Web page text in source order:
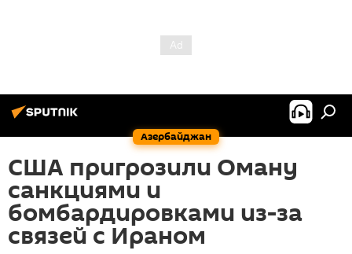
Азербайджан
США пригрозили Оману
санкциями и
бомбардировками из-за
связей с Ираном